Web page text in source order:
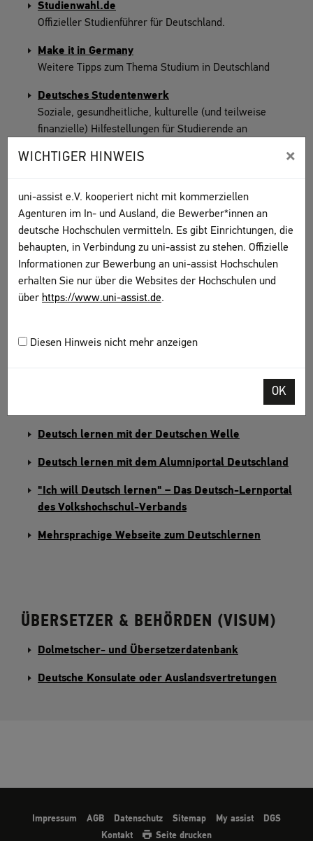
WICHTIGER HINWEIS ×
uni-assist e.V. kooperiert nicht mit kommerziellen
Agenturen im In- und Ausland, die Bewerber*innen an
deutsche Hochschulen vermitteln. Es gibt Einrichtungen, die
behaupten, in Verbindung zu uni-assist zu stehen. Offizielle
Informationen zur Bewerbung an uni-assist Hochschulen
erhalten Sie nur über die Websites der Hochschulen und
über https://www.uni-assist.de.
Diesen Hinweis nicht mehr anzeigen
OK
Studienwahl.de
Offizieller Studienführer für Deutschland.
Make it in Germany
Weitere Tipps zum Thema Studium in Deutschland
Deutsches Studentenwerk
Soziale, gesundheitliche, kulturelle (und teilweise
finanzielle) Hilfestellungen für Studierende an
Bezahlbarer Wohnraum für Studierende
DEUTSCHKURSE
Datenbank des DAAD mit Sprach- und Fachkursen
Deutsch-Uni Online, Webportal zum Deutschlernen
Deutsch lernen mit der Deutschen Welle
Deutsch lernen mit dem Alumniportal Deutschland
"Ich will Deutsch lernen" – Das Deutsch-Lernportal
des Volkshochschul-Verbands
Mehrsprachige Webseite zum Deutschlernen
ÜBERSETZER & BEHÖRDEN (VISUM)
Dolmetscher- und Übersetzerdatenbank
Deutsche Konsulate oder Auslandsvertretungen
Impressum AGB Datenschutz Sitemap My assist
DGS
Kontakt
Seite drucken